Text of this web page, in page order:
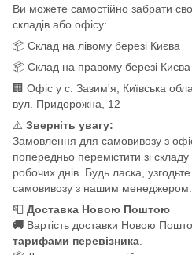
Ви можете самостійно забрати
складів або офісу:
📦 Склад на лівому березі Києва
📦 Склад на правому березі Києва
🏢 Офіс у с. Зазим'я, Київська
вул. Придорожна, 12
⚠️ Зверніть увагу:
Замовлення для самовивозу з
попередньо перемістити зі
робочих днів. Будь ласка,
самовивозу з нашим менеджером.
📮 Доставка Новою Поштою
🚚 Вартість доставки Новою
тарифами перевізника